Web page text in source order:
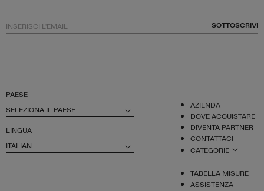
PAESE
SELEZIONA IL PAESE
LINGUA
ITALIAN
AZIENDA
DOVE ACQUISTARE
DIVENTA PARTNER
CONTATTACI
CATEGORIE
TABELLA MISURE
ASSISTENZA
SOTTOSCRIVI